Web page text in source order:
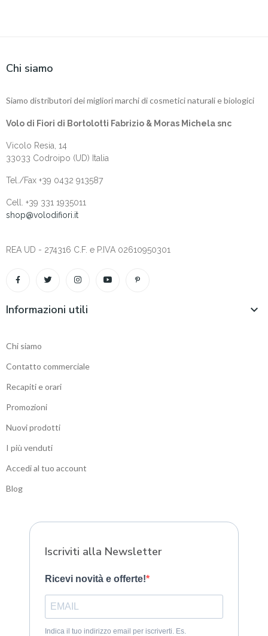
Chi siamo
Siamo distributori dei migliori marchi di cosmetici naturali e biologici
Volo di Fiori di Bortolotti Fabrizio & Moras Michela snc
Vicolo Resia, 14
33033 Codroipo (UD) Italia
Tel./Fax +39 0432 913587
Cell. +‎39 331 1935011
shop@volodifiori.it
REA UD - 274316 C.F. e P.IVA 02610950301
Informazioni utili 
Chi siamo
Contatto commerciale
Recapiti e orari
Promozioni
Nuovi prodotti
I più venduti
Accedi al tuo account
Blog
Iscriviti alla Newsletter
Ricevi novità e offerte!
Indica il tuo indirizzo email per iscriverti. Es.